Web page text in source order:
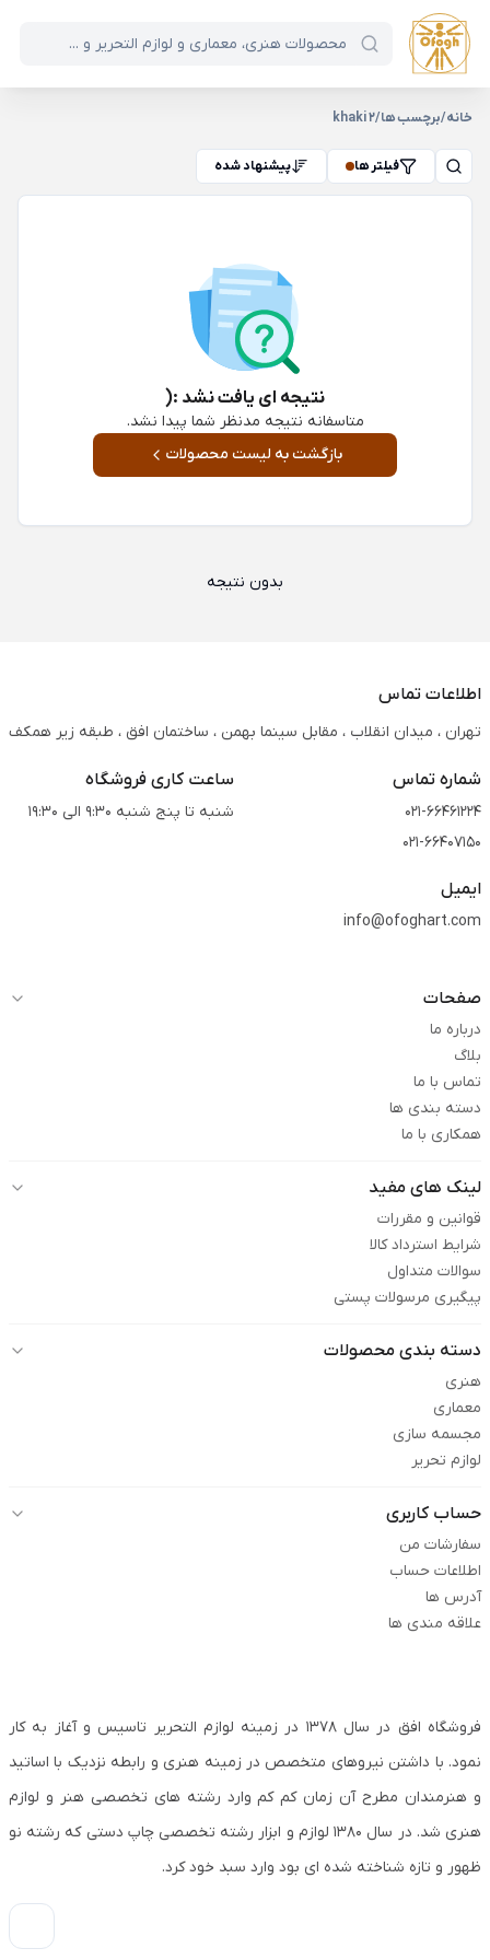
خانه/برچسب ها/
khaki 2
فیلتر ها پیشنهاد شده
نتیجه ای یافت نشد :(
متاسفانه نتیجه مدنظر شما پیدا نشد.
بازگشت به لیست محصولات
بدون نتیجه
اطلاعات تماس
تهران ، میدان انقلاب ، مقابل سینما بهمن ، ساختمان افق ، طبقه زیر همکف
شماره تماس
021-66461224
021-66407150
ساعت کاری فروشگاه
شنبه تا پنج شنبه 9:30 الی 19:30
ایمیل
info@ofoghart.com
صفحات
درباره ما
بلاگ
تماس با ما
دسته بندی ها
همکاری با ما
لینک های مفید
قوانین و مقررات
شرایط استرداد کالا
سوالات متداول
پیگیری مرسولات پستی
دسته بندی محصولات
هنری
معماری
مجسمه سازی
لوازم تحریر
حساب کاربری
سفارشات من
اطلاعات حساب
آدرس ها
علاقه مندی ها
فروشگاه افق در سال ۱۳۷۸ در زمینه لوازم التحریر تاسیس و آغاز به کار
نمود. با داشتن نیروهای متخصص در زمینه هنری و رابطه نزدیک با اساتید
و هنرمندان مطرح آن زمان کم کم وارد رشته های تخصصی هنر و لوازم
هنری شد. در سال ۱۳۸۰ لوازم و ابزار رشته تخصصی چاپ دستی که رشته نو
ظهور و تازه شناخته شده ای بود وارد سبد خود کرد.